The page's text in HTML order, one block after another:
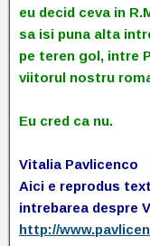
eu decid ceva in
sa isi puna alta
pe teren gol, intre
viitorul nostru
Eu cred ca nu.
Vitalia Pavlicenco
Aici e reprodus
intrebarea despre
http://